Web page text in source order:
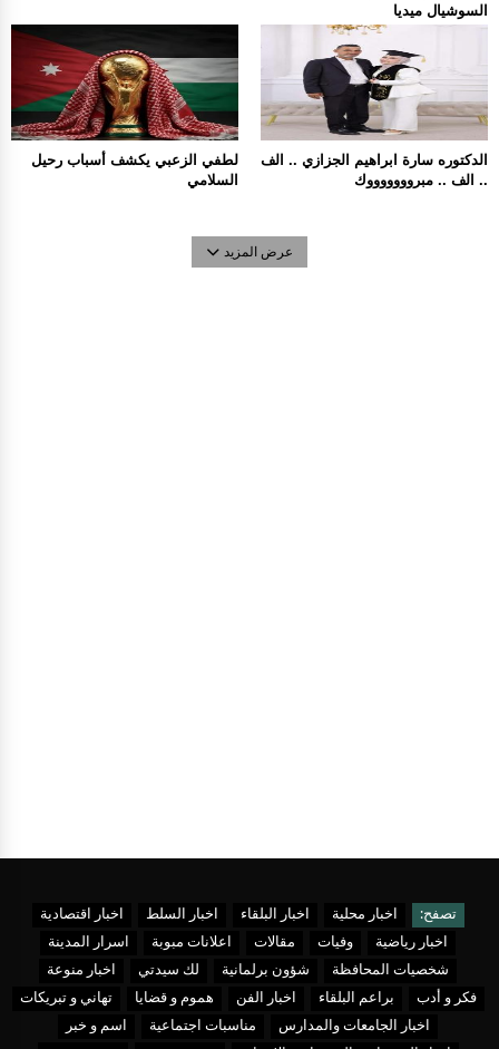
السوشيال ميديا
لطفي الزعبي يكشف أسباب رحيل
السلامي
الدكتوره سارة ابراهيم الجزازي .. الف
.. الف .. مبروووووووك
عرض المزيد
تصفح: اخبار محلية اخبار البلقاء اخبار السلط
اخبار اقتصادية
اخبار رياضية
وفيات مقالات اعلانات مبوبة
اسرار المدينة
شخصيات المحافظة
شؤون برلمانية لك سيدتي
اخبار منوعة
فكر و أدب
براعم البلقاء اخبار الفن هموم و قضايا
تهاني و تبريكات
اخبار الجامعات والمدارس
مناسبات اجتماعية
اسم و خبر